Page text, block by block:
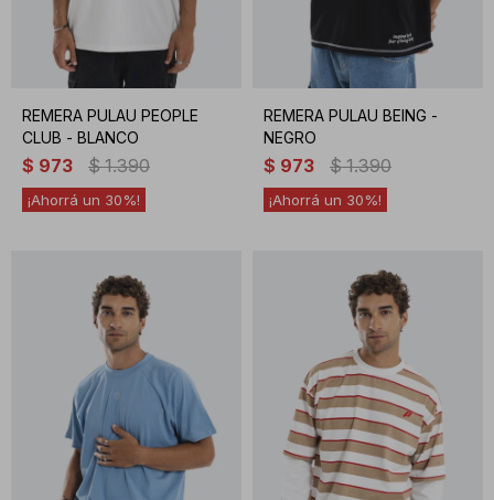
REMERA PULAU PEOPLE
CLUB - BLANCO
$ 973 $ 1.390
30
REMERA PULAU BEING -
NEGRO
$ 973 $ 1.390
30